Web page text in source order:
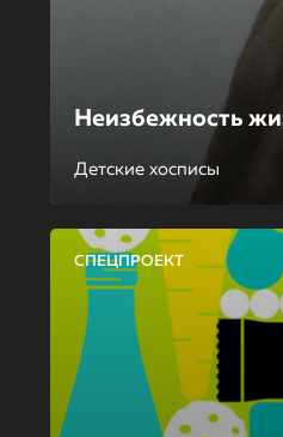
Неизбежность
Детские хосписы
СПЕЦПРОЕКТ